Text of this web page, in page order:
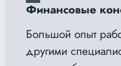
Финансовые
Большой опыт
другими